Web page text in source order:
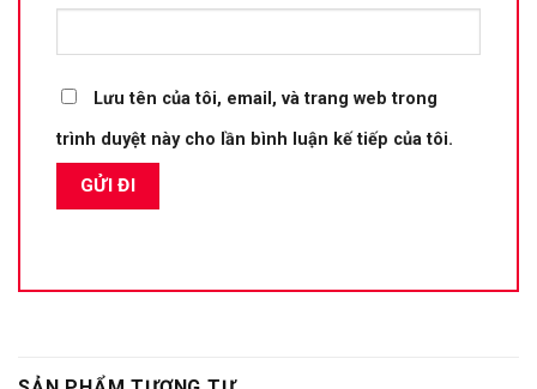
Lưu tên của tôi, email, và trang web trong
trình duyệt này cho lần bình luận kế tiếp của tôi.